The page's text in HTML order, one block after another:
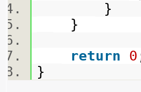
}
}
return
0
}